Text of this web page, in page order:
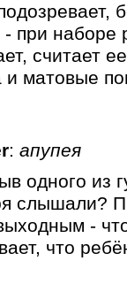
- при наборе
считает
и матовые
: апупея
одного из
слышали?
-
что